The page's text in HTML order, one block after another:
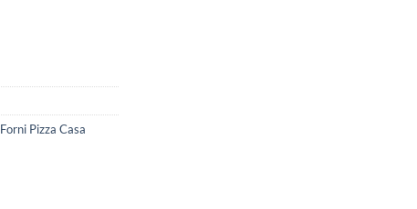
Forni Pizza Casa